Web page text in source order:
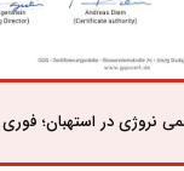
ISO 9001
نروژی در استهبان؛ فوری